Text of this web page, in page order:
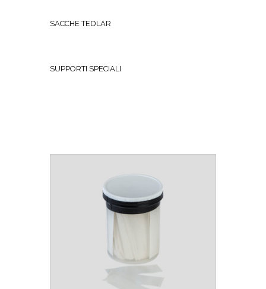
SACCHE TEDLAR
SUPPORTI SPECIALI